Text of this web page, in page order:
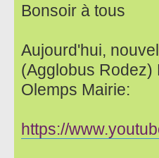
Bonsoir à tous
Aujourd'hui,
(Agglobus Rodez)
Olemps Mairie:
https://